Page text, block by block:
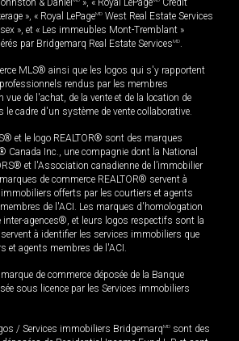
& Daniel
», « Royal LePage
Credit
», « Royal LePageMD West Real Estate Services
», et « Les immeubles Mont-Tremblant »
par Bridgemarq Real Estate ServicesMD.
MLS® ainsi que les logos qui s'y rapportent
rendus par les membres
vue de l'achat, de la vente et de la location de
cadre d'un système de vente collaborative.
et le logo REALTOR® sont des marques
Canada Inc., une compagnie dont la National
et l'Association canadienne de l’immobilier
de commerce REALTOR® servent à
offerts par les courtiers et agents
de l'ACI. Les marques d'homologation
agences®, et leurs logos respectifs sont la
à identifier les services immobiliers que
et agents membres de l'ACI.
de commerce déposée de la Banque
sous licence par les Services immobiliers
/ Services immobiliers BridgemarqMD sont des